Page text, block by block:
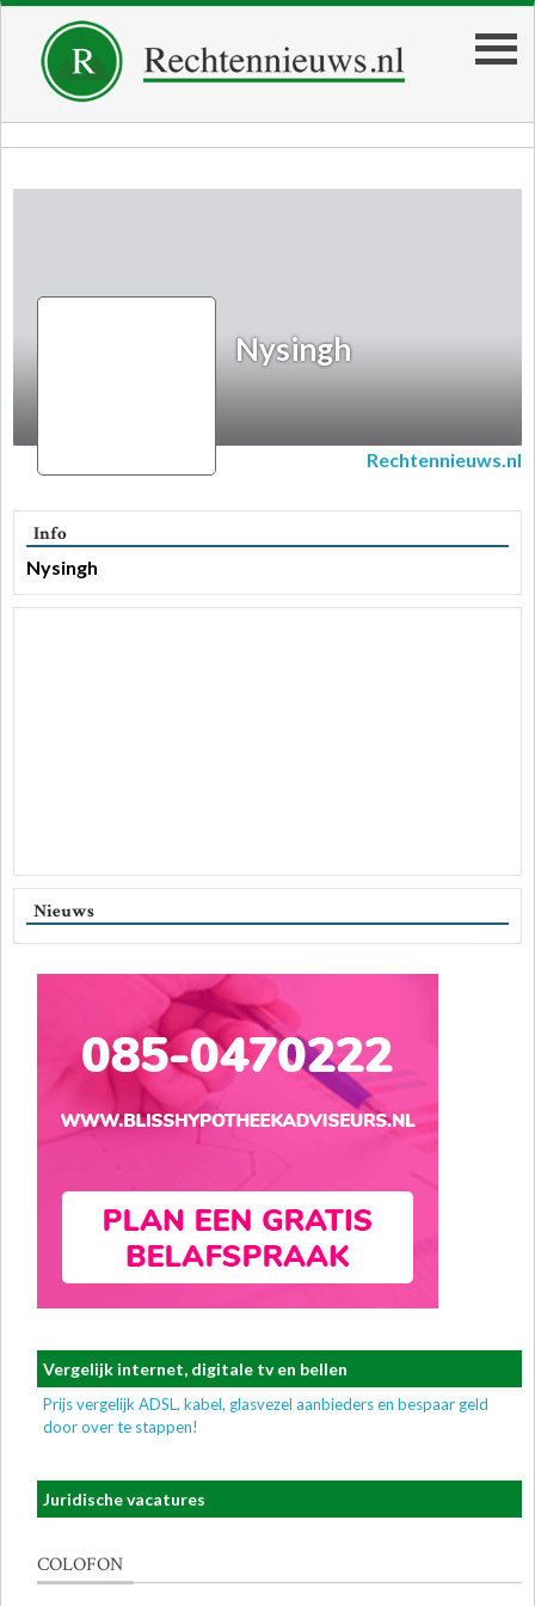
Nysingh
Rechtennieuws.nl
Info
Nysingh
Nieuws
Vergelijk internet, digitale tv en bellen
Prijs vergelijk ADSL, kabel, glasvezel aanbieders en bespaar geld
door over te stappen!
Juridische vacatures
COLOFON